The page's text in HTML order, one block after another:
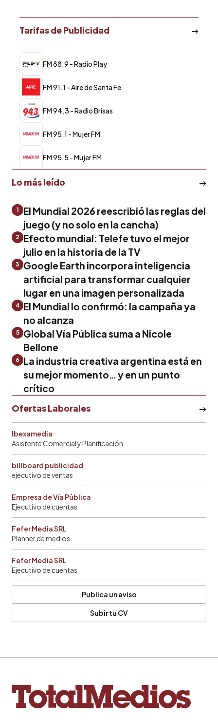
Tarifas de Publicidad
FM 88.9 - Radio Play
FM 91.1 - Aire de Santa Fe
FM 94.3 - Radio Brisas
FM 95.1 - Mujer FM
FM 95.5 - Mujer FM
Lo más leído
1
El Mundial 2026 reescribió las reglas del
juego (y no solo en la cancha)
2
Efecto mundial: Telefe tuvo el mejor
julio en la historia de la TV
3
Google Earth incorpora inteligencia
artificial para transformar cualquier
lugar en una imagen personalizada
4 El Mundial lo confirmó: la campaña ya
no alcanza
5
Global Vía Pública suma a Nicole
Bellone
6
La industria creativa argentina está en
su mejor momento… y en un punto
crítico
Ofertas Laborales
Ibexamedia
Asistente Comercial y Planificación
billboard publicidad
ejecutivo de ventas
Empresa de Vía Pública
Ejecutivo de cuentas
Fefer Media SRL
Planner de medios
Fefer Media SRL
Ejecutivo de cuentas
Publica un aviso
Subir tu CV